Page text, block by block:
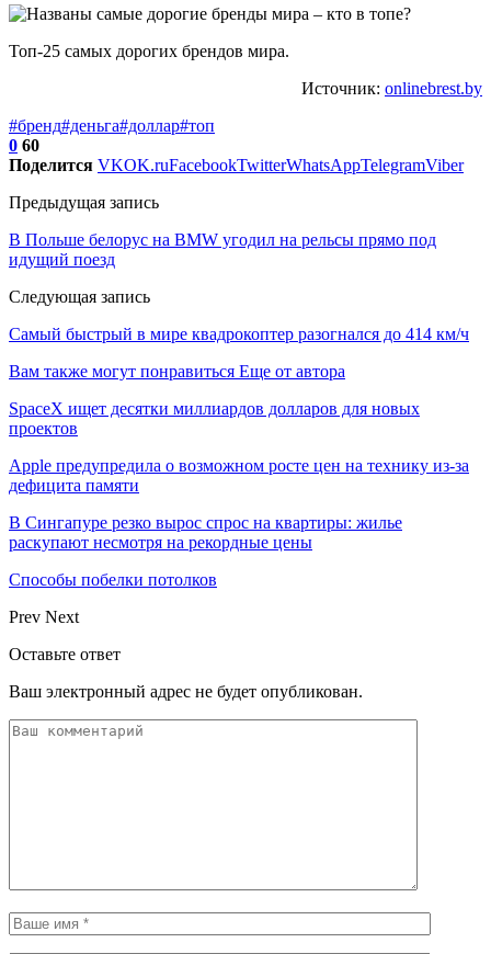
Топ-25 самых дорогих брендов мира.
Источник: onlinebrest.by
#бренд#деньга#доллар#топ
0 60
Поделится VKOK.ruFacebookTwitterWhatsAppTelegramViber
Предыдущая запись
В Польше белорус на BMW угодил на рельсы прямо под
идущий поезд
Следующая запись
Самый быстрый в мире квадрокоптер разогнался до 414 км/ч
Вам также могут понравиться Еще от автора
SpaceX ищет десятки миллиардов долларов для новых
проектов
Apple предупредила о возможном росте цен на технику из-за
дефицита памяти
В Сингапуре резко вырос спрос на квартиры: жилье
раскупают несмотря на рекордные цены
Способы побелки потолков
Prev Next
Оставьте ответ
Ваш электронный адрес не будет опубликован.